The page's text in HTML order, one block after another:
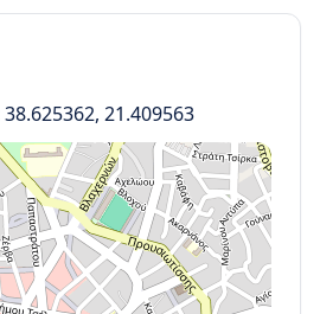
38.625362, 21.409563